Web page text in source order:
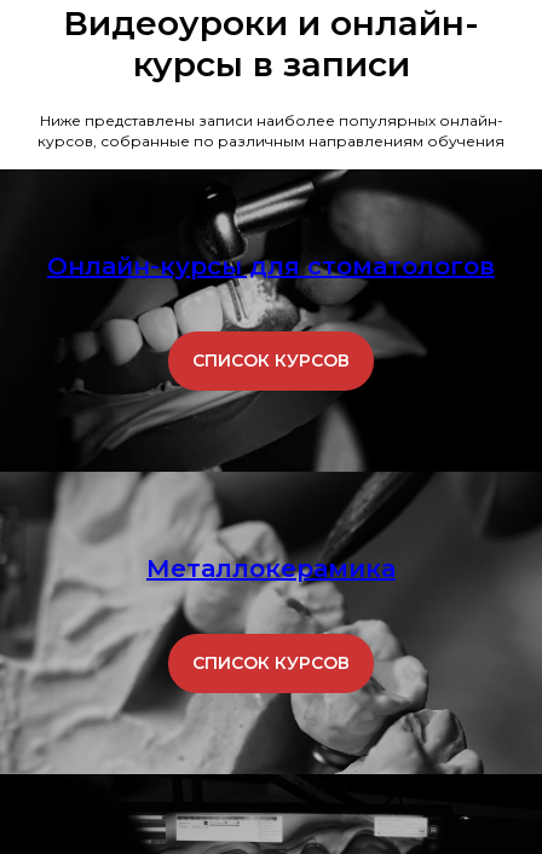
Видеоуроки и онлайн-
курсы в записи
Ниже представлены записи наиболее популярных онлайн-
курсов, собранные по различным направлениям обучения
Онлайн-курсы для стоматологов
СПИСОК КУРСОВ
Металлокерамика
СПИСОК КУРСОВ